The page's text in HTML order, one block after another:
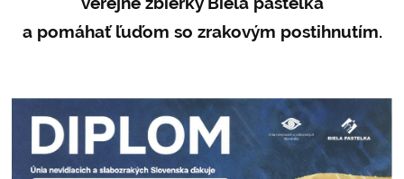
a pomáhať ľuďom so zrakovým postihnutím.